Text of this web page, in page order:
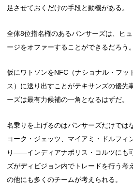
足させておくだけの手段と動機がある。
全体8位指名権のあるパンサーズは、ヒ
ージをオファーすることができるだろう。
仮にワトソンをNFC（ナショナル・フッ
ス）に送り出すことがテキサンズの優先
ーズは最有力候補の一角となるはずだ。
名乗りを上げるのはパンサーズだけでは
ヨーク・ジェッツ、マイアミ・ドルフィ
り――インディアナポリス・コルツにも
ズがディビジョン内でトレードを行う
の他にも多くのチームが考えられる。